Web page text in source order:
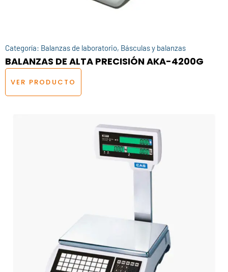
Categoría: Balanzas de laboratorio, Básculas y balanzas
BALANZAS DE ALTA PRECISIÓN AKA-4200G
VER PRODUCTO